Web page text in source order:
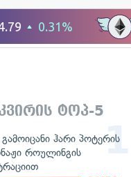
ტოპ-5
გამოიცანი ჰარი პოტერის
როულინგის